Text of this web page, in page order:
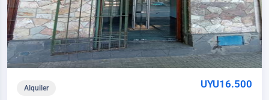
Alquiler UYU16.500